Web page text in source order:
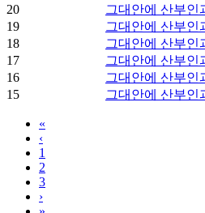
20
그대안에 산부인
19
그대안에 산부인
18
그대안에 산부인
17
그대안에 산부인
16
그대안에 산부인
15
그대안에 산부인
«
‹
1
2
3
›